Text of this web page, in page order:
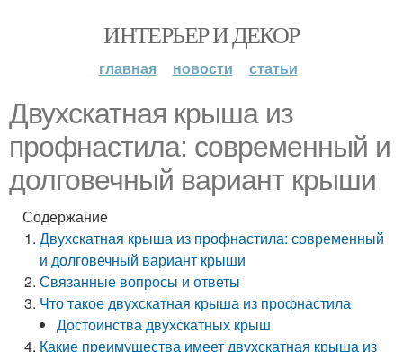
ИНТЕРЬЕР И ДЕКОР
главная новости статьи
Двухскатная крыша из
профнастила: современный и
долговечный вариант крыши
Содержание
Двухскатная крыша из профнастила: современный
и долговечный вариант крыши
Связанные вопросы и ответы
Что такое двухскатная крыша из профнастила
Достоинства двухскатных крыш
Какие преимущества имеет двухскатная крыша из